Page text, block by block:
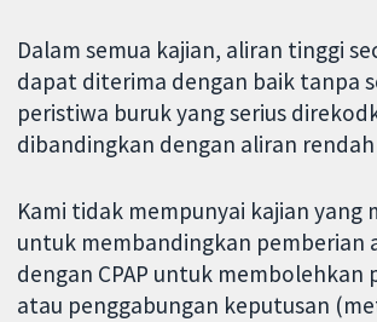
Dalam semua kajian, aliran tinggi
dapat diterima dengan baik tanpa
peristiwa buruk yang serius
dibandingkan dengan aliran rendah
Kami tidak mempunyai kajian yang
untuk membandingkan pemberian
dengan CPAP untuk membolehkan
atau penggabungan keputusan